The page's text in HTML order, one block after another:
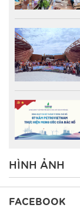
HÌNH ẢNH
FACEBOOK